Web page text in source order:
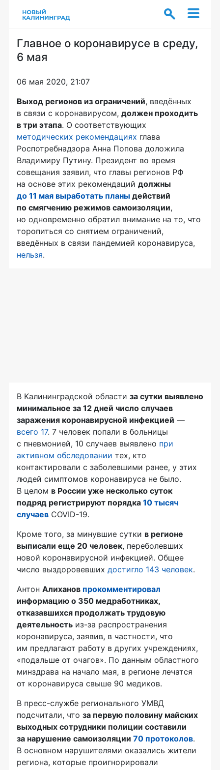
Главное о коронавирусе в среду,
6 мая
06 мая 2020, 21:07
Выход регионов из ограничений, введённых
в связи с коронавирусом, должен проходить
в три этапа. О соответствующих
методических рекомендациях глава
Роспотребнадзора Анна Попова доложила
Владимиру Путину. Президент во время
совещания заявил, что главы регионов РФ
на основе этих рекомендаций должны
до 11 мая выработать планы действий
по смягчению режимов самоизоляции,
но одновременно обратил внимание на то, что
торопиться со снятием ограничений,
введённых в связи пандемией коронавируса,
нельзя.
В Калининградской области за сутки выявлено
минимальное за 12 дней число случаев
заражения коронавирусной инфекцией —
всего 17. 7 человек попали в больницы
с пневмонией, 10 случаев выявлено при
активном обследовании тех, кто
контактировали с заболевшими ранее, у этих
людей симптомов коронавируса не было.
В целом в России уже несколько суток
подряд регистрируют порядка 10 тысяч
случаев COVID-19.
Кроме того, за минувшие сутки в регионе
выписали еще 20 человек, переболевших
новой коронавирусной инфекцией. Общее
число выздоровевших достигло 143 человек.
Антон Алиханов прокомментировал
информацию о 350 медработниках,
отказавшихся продолжать трудовую
деятельность из-за распространения
коронавируса, заявив, в частности, что
им предлагают работу в других учреждениях,
«подальше от очагов». По данным областного
минздрава на начало мая, в регионе лечатся
от коронавируса свыше 90 медиков.
В пресс-службе регионального УМВД
подсчитали, что за первую половину майских
выходных сотрудники полиции составили
за нарушение самоизоляции 70 протоколов.
В основном нарушителями оказались жители
региона, которые проигнорировали